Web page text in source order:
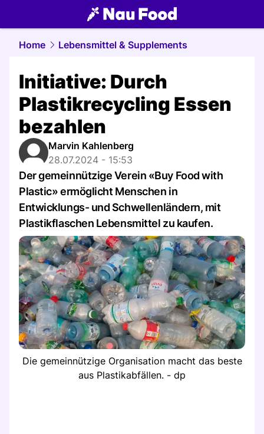
food.NAU.ch
Home Lebensmittel & Supplements
Initiative: Durch
Plastikrecycling Essen
bezahlen
Marvin Kahlenberg
28.07.2024 - 15:53
Der gemeinnützige Verein «Buy Food with
Plastic» ermöglicht Menschen in
Entwicklungs- und Schwellenländern, mit
Plastikflaschen Lebensmittel zu kaufen.
Die gemeinnützige Organisation macht das beste
aus Plastikabfällen. - dp